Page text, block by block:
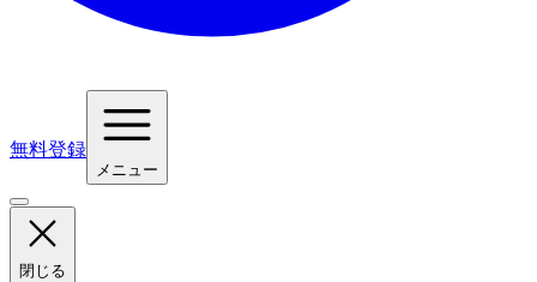
無料登録
メニュー
閉じる